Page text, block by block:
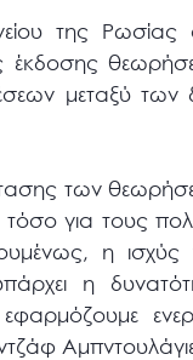
της Ρωσίας
έκδοσης
μεταξύ των
των
για τους
η ισχύς
η